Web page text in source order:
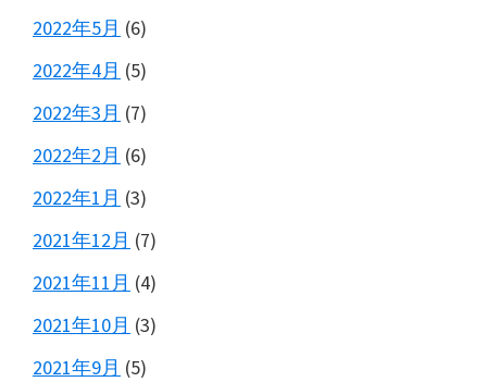
2022年5月 (6)
2022年4月 (5)
2022年3月 (7)
2022年2月 (6)
2022年1月 (3)
2021年12月 (7)
2021年11月 (4)
2021年10月 (3)
2021年9月 (5)